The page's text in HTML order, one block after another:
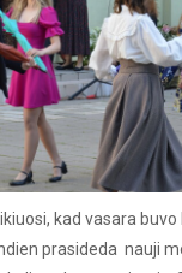
kad vasara
prasideda nauji